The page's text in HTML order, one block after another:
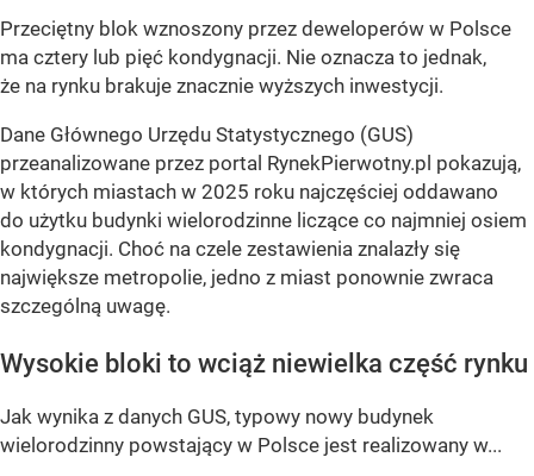
Przeciętny blok wznoszony przez deweloperów w Polsce
ma cztery lub pięć kondygnacji. Nie oznacza to jednak,
że na rynku brakuje znacznie wyższych inwestycji.
Dane Głównego Urzędu Statystycznego (GUS)
przeanalizowane przez portal RynekPierwotny.pl pokazują,
w których miastach w 2025 roku najczęściej oddawano
do użytku budynki wielorodzinne liczące co najmniej osiem
kondygnacji. Choć na czele zestawienia znalazły się
największe metropolie, jedno z miast ponownie zwraca
szczególną uwagę.
Wysokie bloki to wciąż niewielka część rynku
Jak wynika z danych GUS, typowy nowy budynek
wielorodzinny powstający w Polsce jest realizowany w...